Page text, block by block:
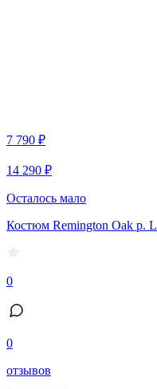
7 790 ₽
14 290 ₽
Осталось мало
Костюм Remington Oak р. L
0
0
отзывов